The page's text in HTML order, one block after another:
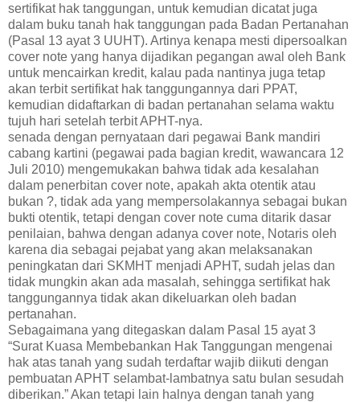
sertifikat hak tanggungan, untuk kemudian dicatat juga
dalam buku tanah hak tanggungan pada Badan Pertanahan
(Pasal 13 ayat 3 UUHT). Artinya kenapa mesti dipersoalkan
cover note yang hanya dijadikan pegangan awal oleh Bank
untuk mencairkan kredit, kalau pada nantinya juga tetap
akan terbit sertifikat hak tanggungannya dari PPAT,
kemudian didaftarkan di badan pertanahan selama waktu
tujuh hari setelah terbit APHT-nya.
senada dengan pernyataan dari pegawai Bank mandiri
cabang kartini (pegawai pada bagian kredit, wawancara 12
Juli 2010) mengemukakan bahwa tidak ada kesalahan
dalam penerbitan cover note, apakah akta otentik atau
bukan ?, tidak ada yang mempersolakannya sebagai bukan
bukti otentik, tetapi dengan cover note cuma ditarik dasar
penilaian, bahwa dengan adanya cover note, Notaris oleh
karena dia sebagai pejabat yang akan melaksanakan
peningkatan dari SKMHT menjadi APHT, sudah jelas dan
tidak mungkin akan ada masalah, sehingga sertifikat hak
tanggungannya tidak akan dikeluarkan oleh badan
pertanahan.
Sebagaimana yang ditegaskan dalam Pasal 15 ayat 3
“Surat Kuasa Membebankan Hak Tanggungan mengenai
hak atas tanah yang sudah terdaftar wajib diikuti dengan
pembuatan APHT selambat-lambatnya satu bulan sesudah
diberikan.” Akan tetapi lain halnya dengan tanah yang